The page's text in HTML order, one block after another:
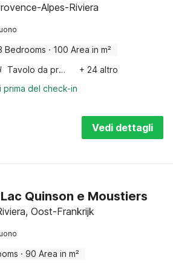
Alpes-Riviera
Bedrooms · 100 Area in m²
Tavolo da pranzo
+ 24 altro
prima del check-in
Vedi dettagli
Quinson e Moustiers
Oost-Frankrijk
· 90 Area in m²